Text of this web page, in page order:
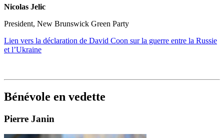
Nicolas Jelic
President, New Brunswick Green Party
Lien vers la déclaration de David Coon sur la guerre entre la Russie
et l’Ukraine
Bénévole en vedette
Pierre Janin